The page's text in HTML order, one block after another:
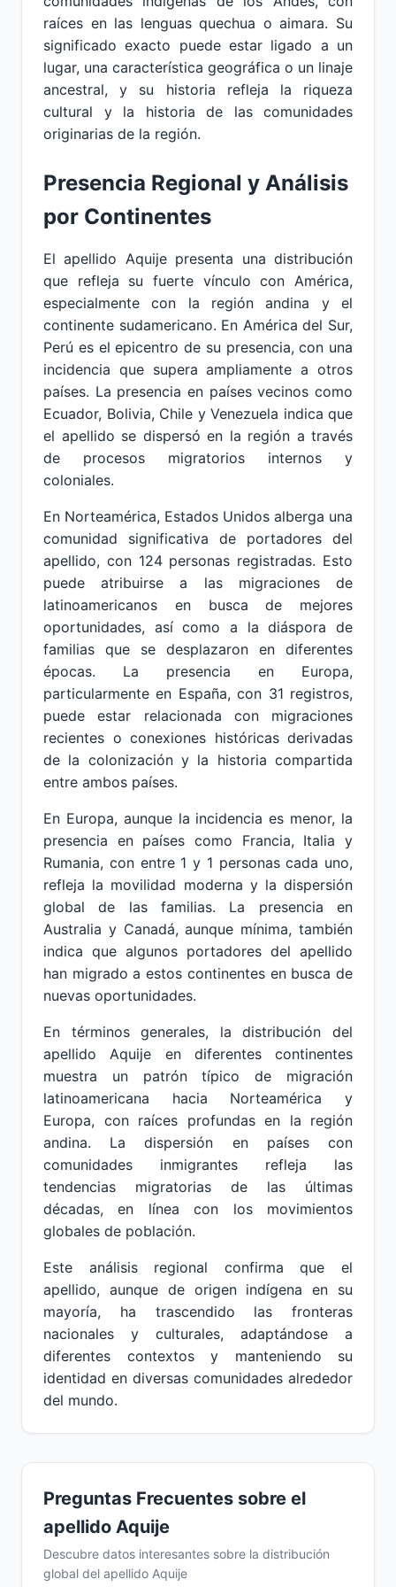
raíces en las lenguas quechua o aimara. Su
significado exacto puede estar ligado a un
lugar, una característica geográfica o un linaje
ancestral, y su historia refleja la riqueza
cultural y la historia de las comunidades
originarias de la región.
Presencia Regional y Análisis
por Continentes
El apellido Aquije presenta una distribución
que refleja su fuerte vínculo con América,
especialmente con la región andina y el
continente sudamericano. En América del Sur,
Perú es el epicentro de su presencia, con una
incidencia que supera ampliamente a otros
países. La presencia en países vecinos como
Ecuador, Bolivia, Chile y Venezuela indica que
el apellido se dispersó en la región a través
de procesos migratorios internos y
coloniales.
En Norteamérica, Estados Unidos alberga una
comunidad significativa de portadores del
apellido, con 124 personas registradas. Esto
puede atribuirse a las migraciones de
latinoamericanos en busca de mejores
oportunidades, así como a la diáspora de
familias que se desplazaron en diferentes
épocas. La presencia en Europa,
particularmente en España, con 31 registros,
puede estar relacionada con migraciones
recientes o conexiones históricas derivadas
de la colonización y la historia compartida
entre ambos países.
En Europa, aunque la incidencia es menor, la
presencia en países como Francia, Italia y
Rumania, con entre 1 y 1 personas cada uno,
refleja la movilidad moderna y la dispersión
global de las familias. La presencia en
Australia y Canadá, aunque mínima, también
indica que algunos portadores del apellido
han migrado a estos continentes en busca de
nuevas oportunidades.
En términos generales, la distribución del
apellido Aquije en diferentes continentes
muestra un patrón típico de migración
latinoamericana hacia Norteamérica y
Europa, con raíces profundas en la región
andina. La dispersión en países con
comunidades inmigrantes refleja las
tendencias migratorias de las últimas
décadas, en línea con los movimientos
globales de población.
Este análisis regional confirma que el
apellido, aunque de origen indígena en su
mayoría, ha trascendido las fronteras
nacionales y culturales, adaptándose a
diferentes contextos y manteniendo su
identidad en diversas comunidades alrededor
del mundo.
Preguntas Frecuentes sobre el
apellido Aquije
Descubre datos interesantes sobre la distribución
global del apellido Aquije